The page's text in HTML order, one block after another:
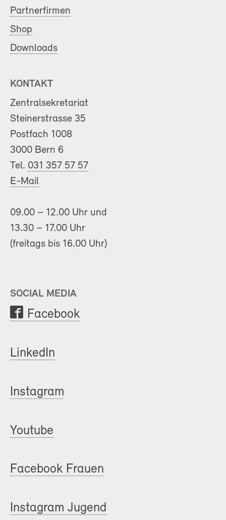
Partnerfirmen
Shop
Downloads
KONTAKT
Zentralsekretariat
Steinerstrasse 35
Postfach 1008
3000 Bern 6
Tel. 031 357 57 57
E-Mail
09.00 – 12.00 Uhr und
13.30 – 17.00 Uhr
(freitags bis 16.00 Uhr)
SOCIAL MEDIA
Facebook
LinkedIn
Instagram
Youtube
Facebook Frauen
Instagram Jugend